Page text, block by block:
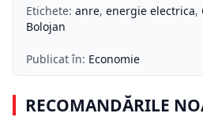
Etichete: anre, energie electrica,
Bolojan
Publicat în: Economie
RECOMANDĂRILE